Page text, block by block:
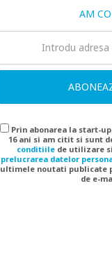
AM
Prin abonarea la start-
16 ani si am citit si sunt
conditiile de utilizare
prelucrarea datelor
ultimele noutati publicate
de e-